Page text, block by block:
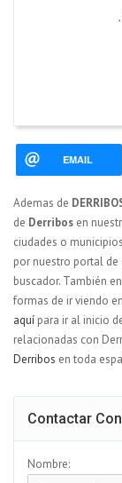
,
EMAIL
Ademas de
de Derribos en
ciudades o
por nuestro portal
buscador. También
formas de ir viendo
aquí para ir al inicio
relacionadas con
Derribos en toda
Contactar
Nombre: